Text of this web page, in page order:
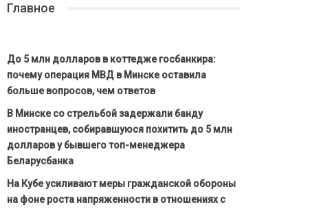
Главное
До 5 млн долларов в коттедже госбанкира:
почему операция МВД в Минске оставила
больше вопросов, чем ответов
В Минске со стрельбой задержали банду
иностранцев, собиравшуюся похитить до 5 млн
долларов у бывшего топ-менеджера
Беларусбанка
На Кубе усиливают меры гражданской обороны
на фоне роста напряженности в отношениях с